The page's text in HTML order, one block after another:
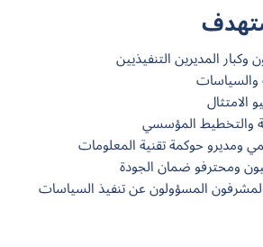
وكبار المديرين التنفيذيين
والسياسات
الامتثال
والتخطيط المؤسسي
ومديرو حوكمة تقنية المعلومات
ومحترفو ضمان الجودة
المسؤولون عن تنفيذ السياسات